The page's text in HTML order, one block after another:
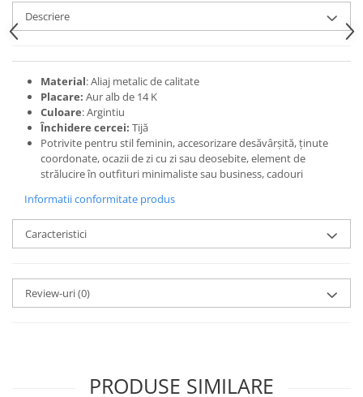
Descriere
Material: Aliaj metalic de calitate
Placare: Aur alb de 14 K
Culoare: Argintiu
Închidere cercei: Tijă
Potrivite pentru stil feminin, accesorizare desăvârșită, ținute
coordonate, ocazii de zi cu zi sau deosebite, element de
strălucire în outfituri minimaliste sau business, cadouri
Informatii conformitate produs
Caracteristici
Review-uri(0)
PRODUSE SIMILARE